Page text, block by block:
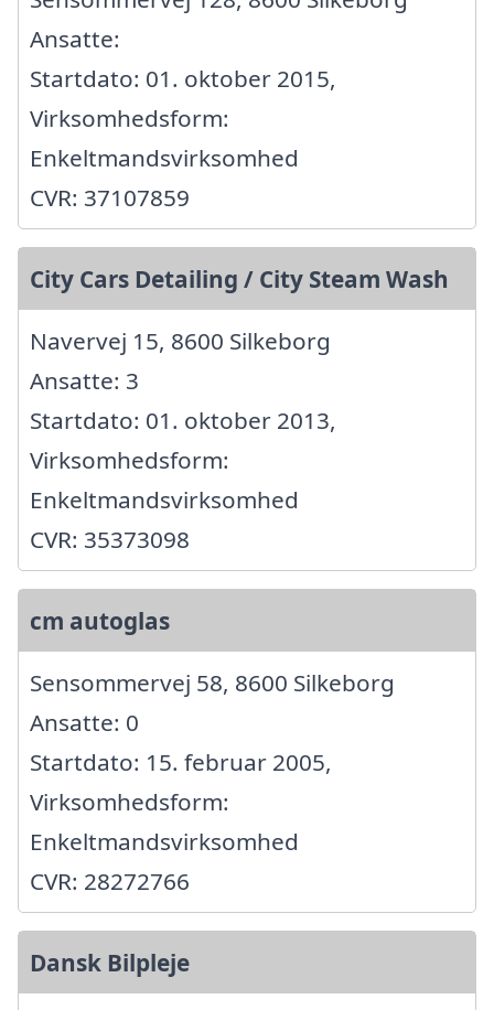
Ansatte:
Startdato: 01. oktober 2015,
Virksomhedsform:
Enkeltmandsvirksomhed
CVR: 37107859
City Cars Detailing / City Steam Wash
Navervej 15, 8600 Silkeborg
Ansatte: 3
Startdato: 01. oktober 2013,
Virksomhedsform:
Enkeltmandsvirksomhed
CVR: 35373098
cm autoglas
Sensommervej 58, 8600 Silkeborg
Ansatte: 0
Startdato: 15. februar 2005,
Virksomhedsform:
Enkeltmandsvirksomhed
CVR: 28272766
Dansk Bilpleje